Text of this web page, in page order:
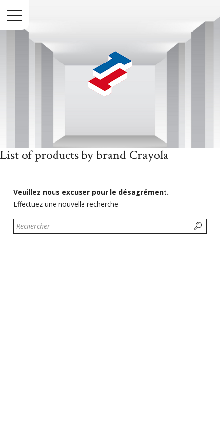
Accueil Marques Crayola
List of products by brand Crayola
Veuillez nous excuser pour le désagrément.
Effectuez une nouvelle recherche